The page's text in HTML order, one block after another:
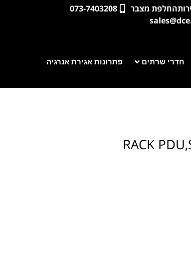
החלפת מצבר
073-7403208
חדרי שרתים פתרונות אגירת אנרגיה
RACK